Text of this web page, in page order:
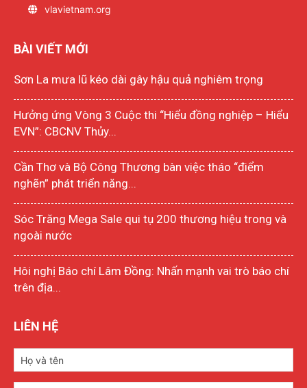
vlavietnam.org
BÀI VIẾT MỚI
Sơn La mưa lũ kéo dài gây hậu quả nghiêm trọng
Hưởng ứng Vòng 3 Cuộc thi “Hiểu đồng nghiệp – Hiểu
EVN”: CBCNV Thủy...
Cần Thơ và Bộ Công Thương bàn việc tháo “điểm
nghẽn” phát triển năng...
Sóc Trăng Mega Sale qui tụ 200 thương hiệu trong và
ngoài nước
Hôi nghị Báo chí Lâm Đồng: Nhấn mạnh vai trò báo chí
trên địa...
LIÊN HỆ